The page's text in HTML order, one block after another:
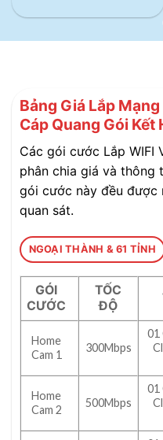
Bảng Giá Lắp
Cáp Quang Gói
Các gói cước Lắp WIFI
phân chia giá và thông
gói cước này đều được
quan sát.
NGOẠI THÀNH & 61 TỈNH
GÓI
CƯỚC
TỐC
ĐỘ
Home
Cam 1
300Mbps
01
Home
Cam 2
500Mbps
01